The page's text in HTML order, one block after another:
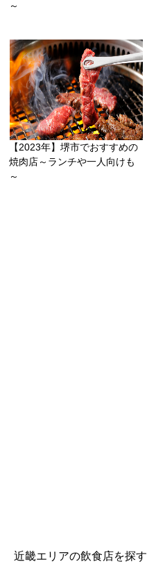
～
【2023年】堺市でおすすめの
焼肉店～ランチや一人向けも
～
近畿エリアの飲食店を探す